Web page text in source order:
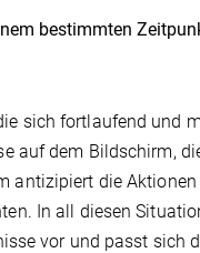
bestimmten
sich fortlaufend und
auf dem Bildschirm,
antizipiert die
In all diesen
vor und passt sich